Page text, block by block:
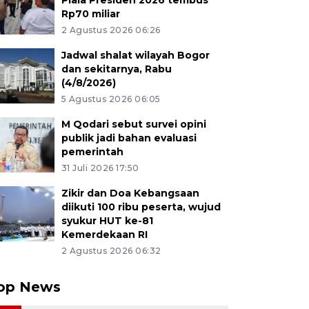
Rp70 miliar
2 Agustus 2026 06:26
Jadwal shalat wilayah Bogor
dan sekitarnya, Rabu
(4/8/2026)
5 Agustus 2026 06:05
M Qodari sebut survei opini
publik jadi bahan evaluasi
pemerintah
31 Juli 2026 17:50
Zikir dan Doa Kebangsaan
diikuti 100 ribu peserta, wujud
syukur HUT ke-81
Kemerdekaan RI
2 Agustus 2026 06:32
News